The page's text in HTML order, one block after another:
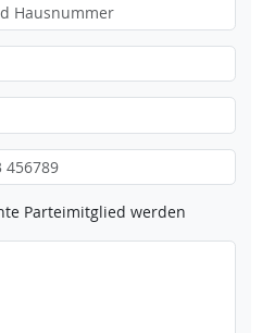
Parteimitglied werden